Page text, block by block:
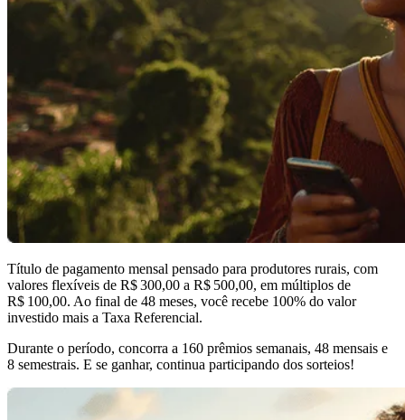
Título de pagamento mensal pensado para produtores rurais, com
valores flexíveis de R$ 300,00 a R$ 500,00, em múltiplos de
R$ 100,00. Ao final de 48 meses, você recebe 100% do valor
investido mais a Taxa Referencial.
Durante o período, concorra a 160 prêmios semanais, 48 mensais e
8 semestrais. E se ganhar, continua participando dos sorteios!